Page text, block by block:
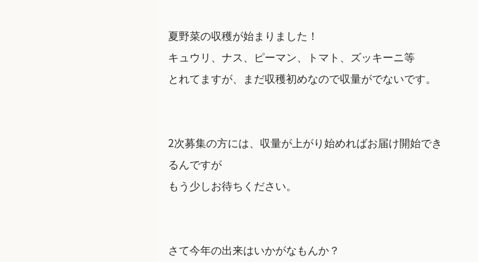
夏野菜の収穫が始まりました！
キュウリ、ナス、ピーマン、トマト、ズッキーニ等
とれてますが、まだ収穫初めなので収量がでないです。
2次募集の方には、収量が上がり始めればお届け開始でき
るんですが
もう少しお待ちください。
さて今年の出来はいかがなもんか？